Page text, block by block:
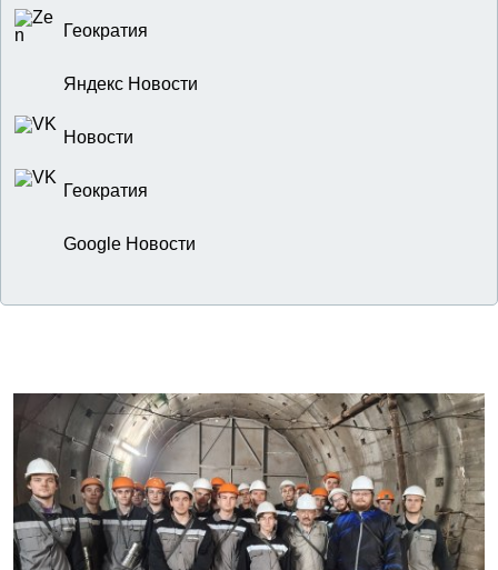
Геократия
Яндекс Новости
Новости
Геократия
Google Новости